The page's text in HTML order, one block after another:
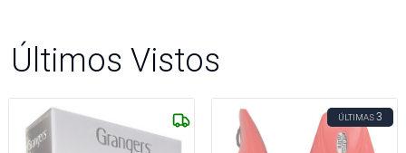
Últimos Vistos
ÚLTIMAS3